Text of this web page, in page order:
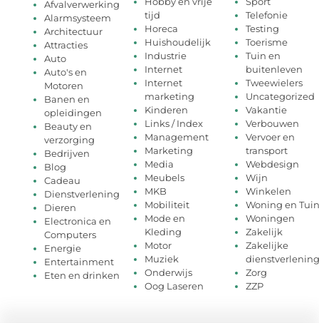
Afvalverwerking
Alarmsysteem
Architectuur
Attracties
Auto
Auto's en
Motoren
Banen en
opleidingen
Beauty en
verzorging
Bedrijven
Blog
Cadeau
Dienstverlening
Dieren
Electronica en
Computers
Energie
Entertainment
Eten en drinken
tijd
Horeca
Huishoudelijk
Industrie
Internet
Internet
marketing
Kinderen
Links / Index
Management
Marketing
Media
Meubels
MKB
Mobiliteit
Mode en
Kleding
Motor
Muziek
Onderwijs
Oog Laseren
Telefonie
Testing
Toerisme
Tuin en
buitenleven
Tweewielers
Uncategorized
Vakantie
Verbouwen
Vervoer en
transport
Webdesign
Wijn
Winkelen
Woning en Tuin
Woningen
Zakelijk
Zakelijke
dienstverlening
Zorg
ZZP